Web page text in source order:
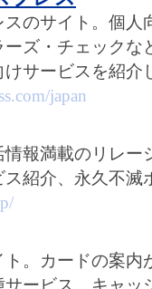
のサイト。個
ズ・チェック
サービスを紹介
japan
報満載のリレ
紹介、永久不
。カードの案
ービス、キャ